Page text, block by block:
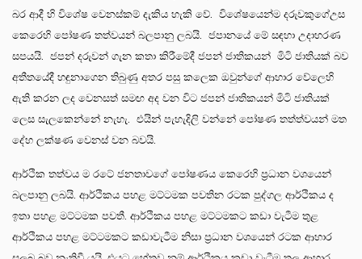
බර ආදී හි විශේෂ වෙනස්කම් දැකිය හැකි වේ. විශේෂයෙන්ම දරුවකුගේඋස
කෙරෙහි පෝෂණ තත්වයන් බලපානු ලබයි. ජපානයේ මේ සඳහා උදාහරණ
සපයයි. ජපන් දරුවන් ගැන කතා කිරීමේදී ජපන් ජාතිකයන් මිටි ජාතියක් බව
අතීතයේදී හඳුනාගෙන තිබුණු අතර පසු කලෙක ඔවුන්ගේ ආහාර වේලෙහි
ඇති කරන ලද වෙනසත් සමඟ අද වන විට ජපන් ජාතිකයන් මිටි ජාතියක්
ලෙස සැලකෙන්නේ නැහැ. එයින් පැහැදිලි වන්නේ පෝෂණ තත්ත්වයන් මත
දේහ ලක්ෂණ වෙනස් වන බවයි.
ආර්ථික තත්වය ම රටේ ජනතාවගේ පෝෂණය කෙරෙහි ප්‍රධාන වශයෙන්
බලපානු ලබයි. ආර්ථිකය පහළ මට්ටමක පවතින රටක පුද්ගල ආර්ථිකය ද
ඉතා පහළ මට්ටමක පවතී. ආර්ථිකය පහළ මට්ටමකට කඩා වැටීම තුළ
ආර්ථිකය පහළ මට්ටමකට කඩාවැටීම නිසා ප්‍රධාන වශයෙන් රටක ආහාර